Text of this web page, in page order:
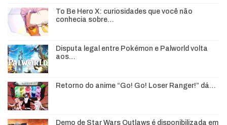
To Be Hero X: curiosidades que você não
conhecia sobre…
Disputa legal entre Pokémon e Palworld volta
aos…
Retorno do anime “Go! Go! Loser Ranger!” dá…
Demo de Star Wars Outlaws é disponibilizada em